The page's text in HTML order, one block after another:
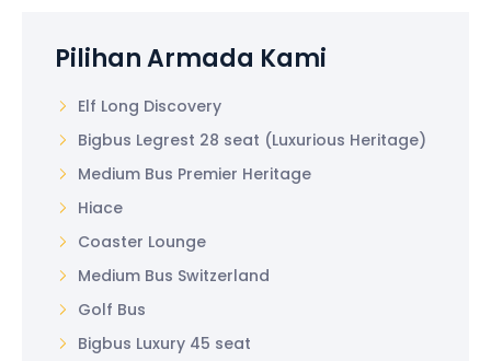
Pilihan Armada Kami
Elf Long Discovery
Bigbus Legrest 28 seat (Luxurious Heritage)
Medium Bus Premier Heritage
Hiace
Coaster Lounge
Medium Bus Switzerland
Golf Bus
Bigbus Luxury 45 seat